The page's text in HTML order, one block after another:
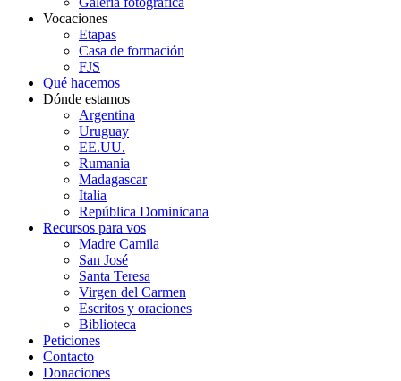
Vocaciones
Etapas
Casa de formación
FJS
Qué hacemos
Dónde estamos
Argentina
Uruguay
EE.UU.
Rumania
Madagascar
Italia
República Dominicana
Recursos para vos
Madre Camila
San José
Santa Teresa
Virgen del Carmen
Escritos y oraciones
Biblioteca
Peticiones
Contacto
Donaciones